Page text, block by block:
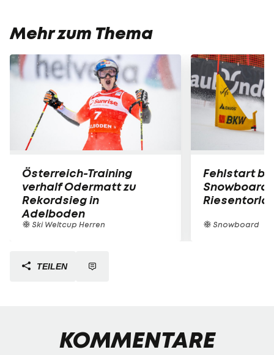
Mehr zum Thema
Österreich-Training
verhalf Odermatt zu
Rekordsieg in
Adelboden
Ski Weltcup Herren
Fehlstart
Snowboard
TEILEN
KOMMENTARE